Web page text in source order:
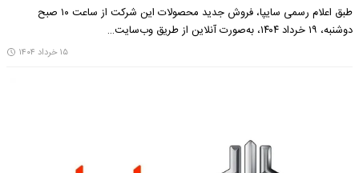
طبق اعلام رسمی سایپا، فروش جدید محصولات این شرکت از ساعت ۱۰ صبح
دوشنبه، ۱۹ خرداد ۱۴۰۴، به‌صورت آنلاین از طریق وب‌سایت…
۱۵ خرداد ۱۴۰۴